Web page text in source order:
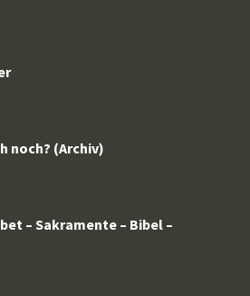
noch? (Archiv)
– Sakramente – Bibel –